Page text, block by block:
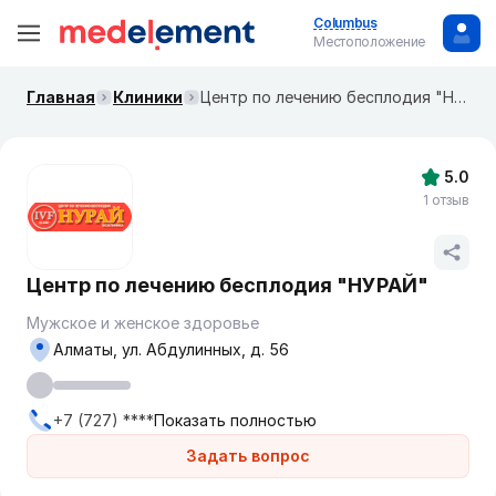
Columbus
Местоположение
Главная Клиники Центр по лечению бесплодия "НУРАЙ"
Центр по лечению бесплодия "НУРАЙ"
Мужское и женское здоровье
Задать вопрос
Алматы, ул. Абдулинных, д. 56
+7 (727) ****Показать полностью
5.0
1 отзыв